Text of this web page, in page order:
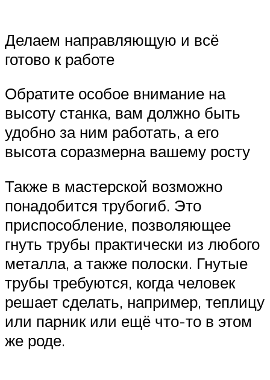
Делаем направляющую и всё
готово к работе
Обратите особое внимание на
высоту станка, вам должно быть
удобно за ним работать, а его
высота соразмерна вашему росту
Также в мастерской возможно
понадобится трубогиб. Это
приспособление, позволяющее
гнуть трубы практически из любого
металла, а также полоски. Гнутые
трубы требуются, когда человек
решает сделать, например, теплицу
или парник или ещё что-то в этом
же роде.